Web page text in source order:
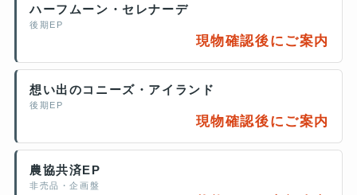
ハーフムーン・セレナーデ
後期EP
現物確認後にご案内
想い出のコニーズ・アイランド
後期EP
現物確認後にご案内
農協共済EP
非売品・企画盤